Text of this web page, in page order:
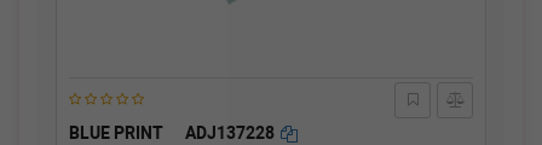
BLUE PRINT ADJ137228